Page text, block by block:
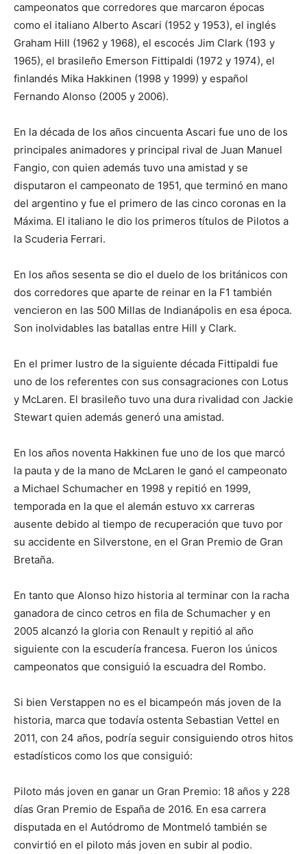
campeonatos que corredores que marcaron épocas
como el italiano Alberto Ascari (1952 y 1953), el inglés
Graham Hill (1962 y 1968), el escocés Jim Clark (193 y
1965), el brasileño Emerson Fittipaldi (1972 y 1974), el
finlandés Mika Hakkinen (1998 y 1999) y español
Fernando Alonso (2005 y 2006).
En la década de los años cincuenta Ascari fue uno de los
principales animadores y principal rival de Juan Manuel
Fangio, con quien además tuvo una amistad y se
disputaron el campeonato de 1951, que terminó en mano
del argentino y fue el primero de las cinco coronas en la
Máxima. El italiano le dio los primeros títulos de Pilotos a
la Scuderia Ferrari.
En los años sesenta se dio el duelo de los británicos con
dos corredores que aparte de reinar en la F1 también
vencieron en las 500 Millas de Indianápolis en esa época.
Son inolvidables las batallas entre Hill y Clark.
En el primer lustro de la siguiente década Fittipaldi fue
uno de los referentes con sus consagraciones con Lotus
y McLaren. El brasileño tuvo una dura rivalidad con Jackie
Stewart quien además generó una amistad.
En los años noventa Hakkinen fue uno de los que marcó
la pauta y de la mano de McLaren le ganó el campeonato
a Michael Schumacher en 1998 y repitió en 1999,
temporada en la que el alemán estuvo xx carreras
ausente debido al tiempo de recuperación que tuvo por
su accidente en Silverstone, en el Gran Premio de Gran
Bretaña.
En tanto que Alonso hizo historia al terminar con la racha
ganadora de cinco cetros en fila de Schumacher y en
2005 alcanzó la gloria con Renault y repitió al año
siguiente con la escudería francesa. Fueron los únicos
campeonatos que consiguió la escuadra del Rombo.
Si bien Verstappen no es el bicampeón más joven de la
historia, marca que todavía ostenta Sebastian Vettel en
2011, con 24 años, podría seguir consiguiendo otros hitos
estadísticos como los que consiguió:
Piloto más joven en ganar un Gran Premio: 18 años y 228
días Gran Premio de España de 2016. En esa carrera
disputada en el Autódromo de Montmeló también se
convirtió en el piloto más joven en subir al podio.